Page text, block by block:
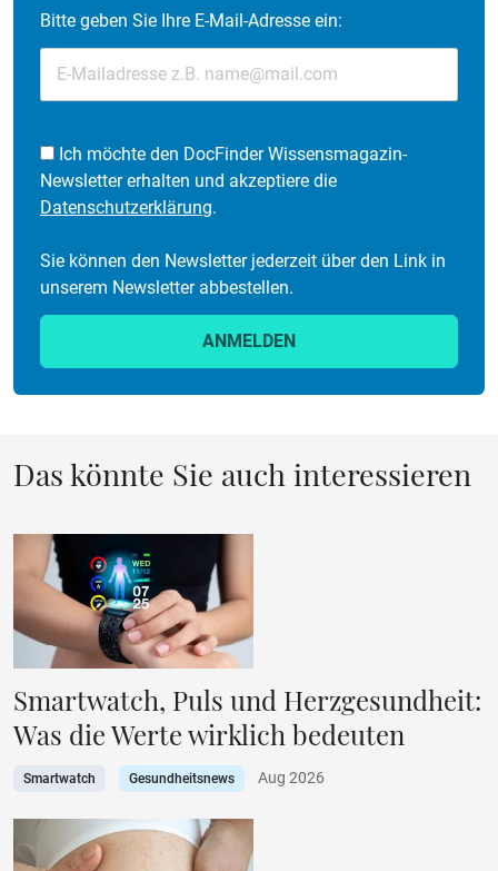
Bitte geben Sie Ihre E-Mail-Adresse ein:
Ich möchte den DocFinder Wissensmagazin-
Newsletter erhalten und akzeptiere die
Datenschutzerklärung.
Sie können den Newsletter jederzeit über den Link in
unserem Newsletter abbestellen.
ANMELDEN
Das könnte Sie auch interessieren
Smartwatch, Puls und Herzgesundheit:
Was die Werte wirklich bedeuten
Smartwatch Gesundheitsnews Aug 2026